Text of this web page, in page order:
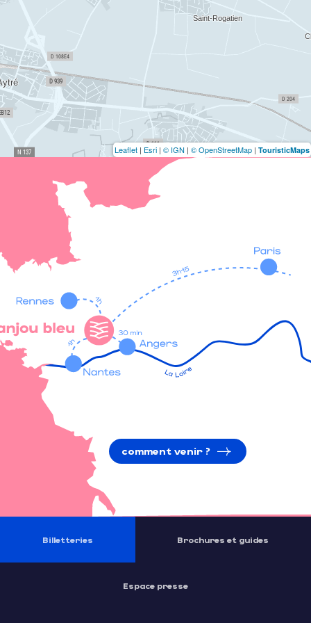
Leaflet | Esri | © IGN | © OpenStreetMap | TouristicMaps
comment venir ?
Billetteries Brochures et guides
Espace presse